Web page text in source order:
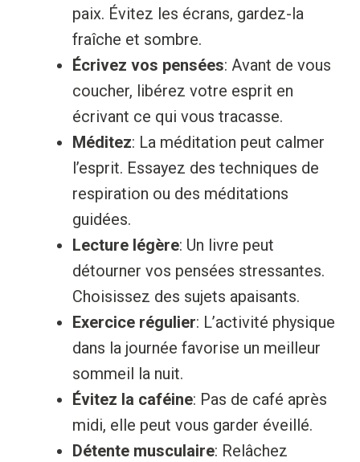
paix. Évitez les écrans, gardez-la
fraîche et sombre.
Écrivez vos pensées: Avant de vous
coucher, libérez votre esprit en
écrivant ce qui vous tracasse.
Méditez: La méditation peut calmer
l’esprit. Essayez des techniques de
respiration ou des méditations
guidées.
Lecture légère: Un livre peut
détourner vos pensées stressantes.
Choisissez des sujets apaisants.
Exercice régulier: L’activité physique
dans la journée favorise un meilleur
sommeil la nuit.
Évitez la caféine: Pas de café après
midi, elle peut vous garder éveillé.
Détente musculaire: Relâchez